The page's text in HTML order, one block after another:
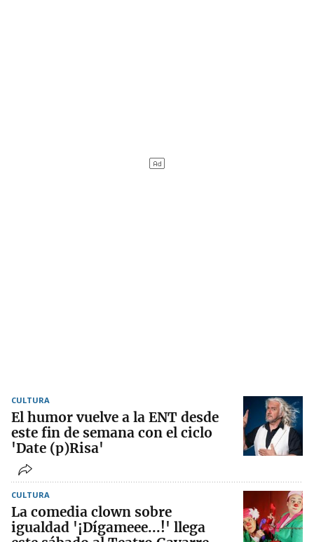
CULTURA
El humor vuelve a la ENT desde
este fin de semana con el ciclo
'Date (p)Risa'
CULTURA
La comedia clown sobre
igualdad '¡Dígameee...!' llega